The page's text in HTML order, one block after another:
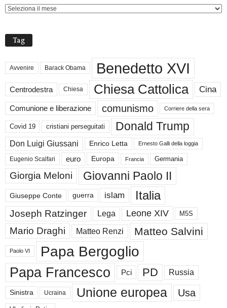
Tag
Avvenire Barack Obama Benedetto XVI
Centrodestra Chiesa Chiesa Cattolica Cina
Comunione e liberazione comunismo Corriere della sera
Covid 19 cristiani perseguitati Donald Trump
Don Luigi Giussani Enrico Letta Ernesto Galli della loggia
Eugenio Scalfari euro Europa Francia Germania
Giorgia Meloni Giovanni Paolo II
Giuseppe Conte guerra islam Italia
Joseph Ratzinger Lega Leone XIV M5S
Mario Draghi Matteo Renzi Matteo Salvini
Paolo VI Papa Bergoglio
Papa Francesco Pci PD Russia
Sinistra Ucraina Unione europea Usa